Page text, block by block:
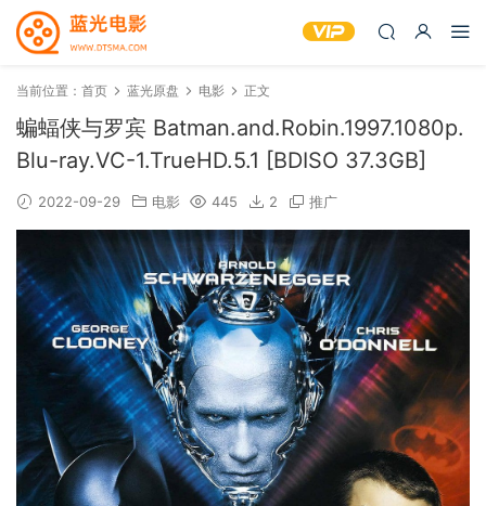
当前位置： 首页 蓝光原盘 电影 正文
蝙蝠侠与罗宾 Batman.and.Robin.1997.1080p.
Blu-ray.VC-1.TrueHD.5.1 [BDISO 37.3GB]
2022-09-29 电影 445 2 推广